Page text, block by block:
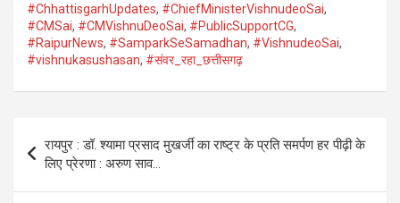
#ChhattisgarhUpdates, #ChiefMinisterVishnudeoSai,
#CMSai, #CMVishnuDeoSai, #PublicSupportCG,
#RaipurNews, #SamparkSeSamadhan, #VishnudeoSai,
#vishnukasushasan, #संवर_रहा_छत्तीसगढ़
navigation
रायपुर : डॉ. श्यामा प्रसाद मुखर्जी का राष्ट्र के प्रति समर्पण हर पीढ़ी के
लिए प्रेरणा : अरुण साव…